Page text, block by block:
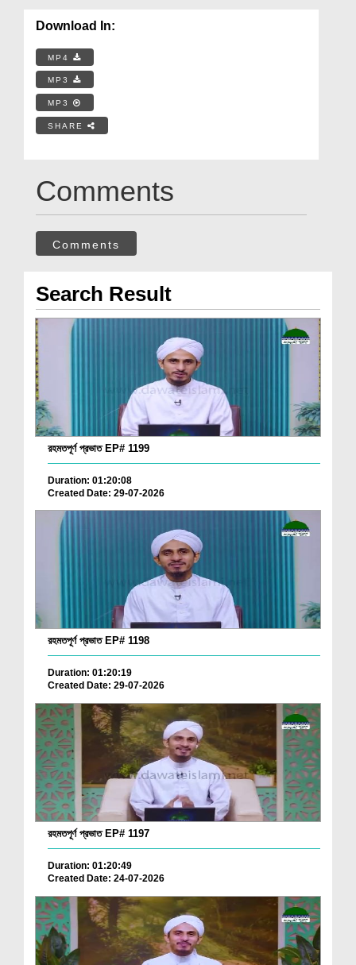
Download In:
MP4
MP3
MP3
SHARE
Comments
Comments
Search Result
রহমতপূর্ণ প্রভাত EP# 1199
Duration: 01:20:08
Created Date: 29-07-2026
রহমতপূর্ণ প্রভাত EP# 1198
Duration: 01:20:19
Created Date: 29-07-2026
রহমতপূর্ণ প্রভাত EP# 1197
Duration: 01:20:49
Created Date: 24-07-2026